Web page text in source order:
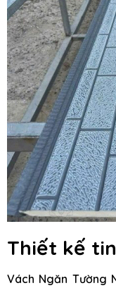
Thiết kế
Vách Ngăn Tường